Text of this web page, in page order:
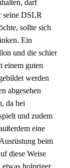
darf
seine DSLR
sollte sich
Ein
und die schier
einem guten
werden
abgesehen
da bei
und zudem
eine
beim
diese Weise
etwas holpriger